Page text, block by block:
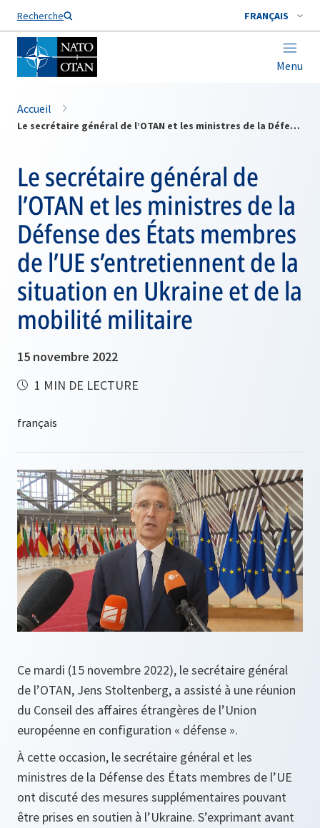
Recherche FRANÇAIS
Menu
Nom de famille*
Accueil
Le secrétaire général de l’OTAN et les ministres de la Défense des États membres de l’UE s’entretiennent de la situation en Ukraine et de la mobilité militaire
Le secrétaire général de
l’OTAN et les ministres de la
Défense des États membres
de l’UE s’entretiennent de la
situation en Ukraine et de la
mobilité militaire
15 novembre 2022
1 MIN DE LECTURE
Ce mardi (15 novembre 2022), le secrétaire général
de l’OTAN, Jens Stoltenberg, a assisté à une réunion
du Conseil des affaires étrangères de l’Union
européenne en configuration « défense ».
À cette occasion, le secrétaire général et les
ministres de la Défense des États membres de l’UE
ont discuté des mesures supplémentaires pouvant
être prises en soutien à l’Ukraine. S’exprimant avant